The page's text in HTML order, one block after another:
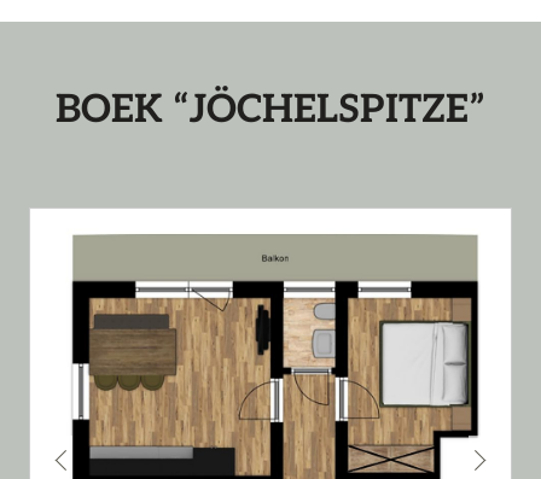
BOEK “JÖCHELSPITZE”